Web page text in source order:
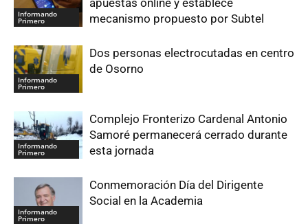
Informando
Primero
apuestas online y establece
mecanismo propuesto por Subtel
Informando
Primero
Dos personas electrocutadas en centro
de Osorno
Informando
Primero
Complejo Fronterizo Cardenal Antonio
Samoré permanecerá cerrado durante
esta jornada
Informando
Primero
Conmemoración Día del Dirigente
Social en la Academia